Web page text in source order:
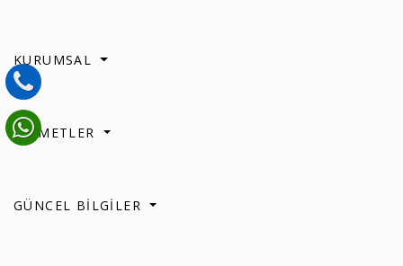
KURUMSAL
HİZMETLER
GÜNCEL BİLGİLER